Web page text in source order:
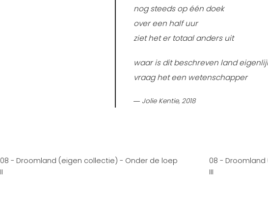
nog steeds op één doek
over een half uur
ziet het er totaal anders uit
waar is dit beschreven land
vraag het een wetenschapper
― Jolie Kentie, 2018
08 - Droomland (eigen collectie) - Onder de loep
II
08 -
III